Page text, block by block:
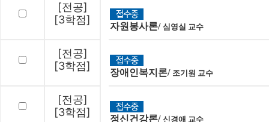
[전공]
[3학점]
자원봉사론/ 심영실 교수
[전공]
[3학점]
장애인복지론/ 조기원 교수
[전공]
[3학점]
정신건강론/ 신경애 교수